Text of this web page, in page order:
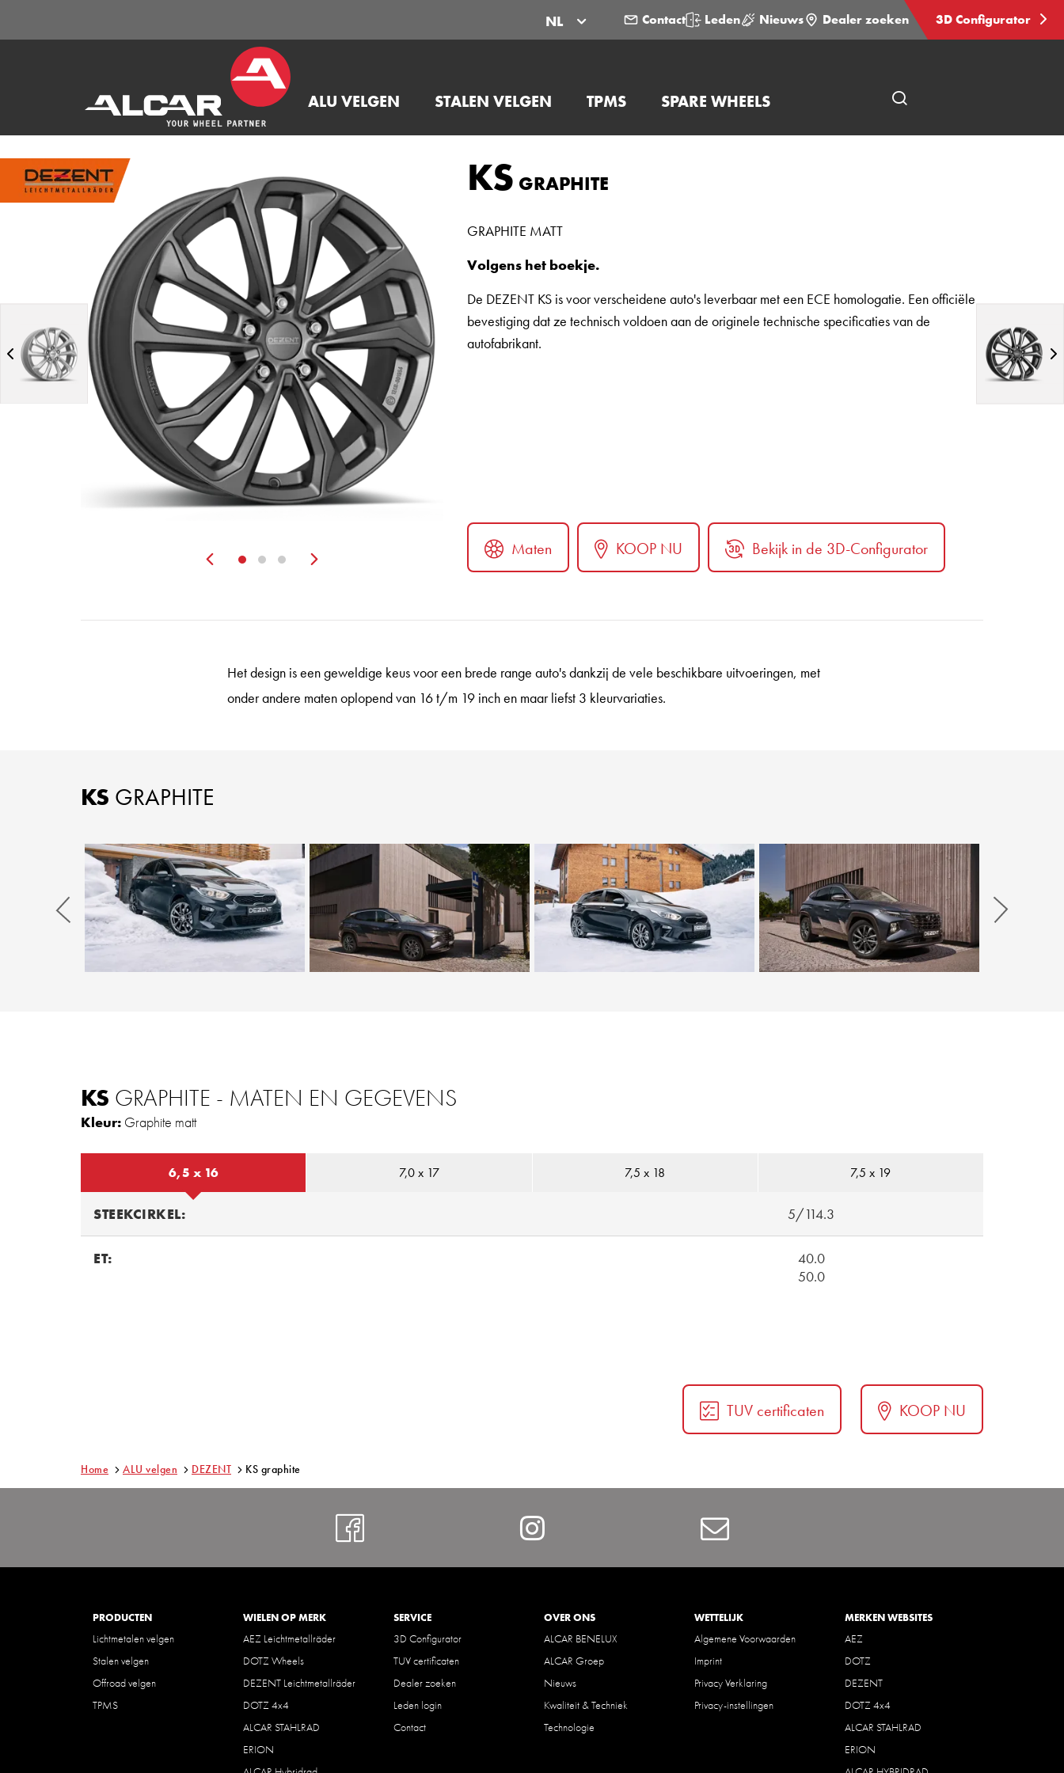
NL Contact Leden Nieuws Dealer zoeken 3D Configurator
ALU VELGEN STALEN VELGEN TPMS SPARE WHEELS
Zurück
KS GRAPHITE
GRAPHITE MATT
Volgens het boekje.
De DEZENT KS is voor verscheidene auto's leverbaar met een ECE homologatie. Een officiële
bevestiging dat ze technisch voldoen aan de originele technische specificaties van de
autofabrikant.
Maten KOOP NU Bekijk in de 3D-Configurator
Het design is een geweldige keus voor een brede range auto's dankzij de vele beschikbare uitvoeringen, met
onder andere maten oplopend van 16 t/m 19 inch en maar liefst 3 kleurvariaties.
KS GRAPHITE
Zurück Weiter
KS GRAPHITE - MATEN EN GEGEVENS
Kleur: Graphite matt
6,5 x 16 7,0 x 17 7,5 x 18 7,5 x 19
STEEKCIRKEL: 5/114.3
ET:
40.0
50.0
TUV certificaten KOOP NU
Home ALU velgen DEZENT KS graphite
Instagram Contact
PRODUCTEN
Lichtmetalen velgen
Stalen velgen
Offroad velgen
TPMS
WIELEN OP MERK
AEZ Leichtmetallräder
DOTZ Wheels
DEZENT Leichtmetallräder
DOTZ 4x4
ALCAR STAHLRAD
ERION
SERVICE
3D Configurator
TUV certificaten
Dealer zoeken
Leden login
Contact
OVER ONS
ALCAR BENELUX
ALCAR Groep
Nieuws
Kwaliteit & Techniek
Technologie
WETTELIJK
Algemene Voorwaarden
Imprint
Privacy Verklaring
Privacy-instellingen
MERKEN WEBSITES
AEZ
DOTZ
DEZENT
DOTZ 4x4
ALCAR STAHLRAD
ERION